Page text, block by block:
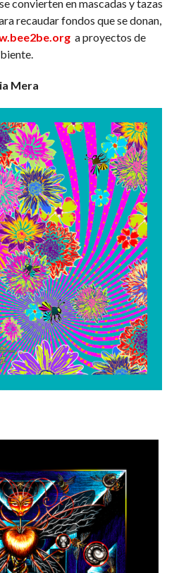
convierten en mascadas y tazas
recaudar fondos que se donan,
a proyectos de
Mera